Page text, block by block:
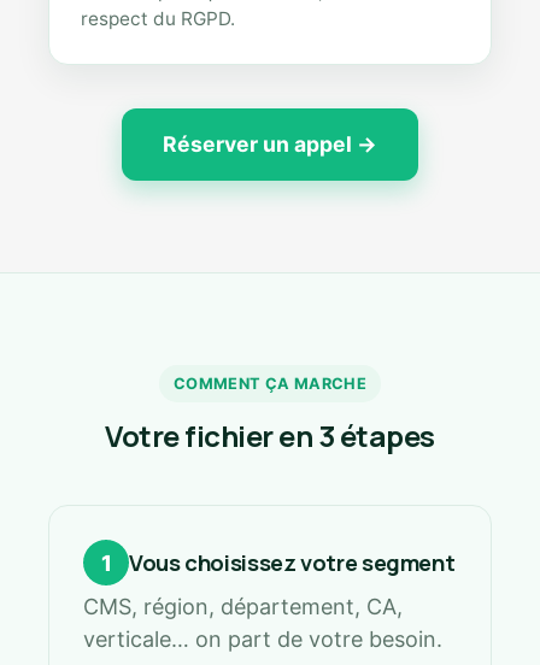
respect du RGPD.
Réserver un appel →
COMMENT ÇA MARCHE
Votre fichier en 3 étapes
1 Vous choisissez votre segment
CMS, région, département, CA,
verticale… on part de votre besoin.